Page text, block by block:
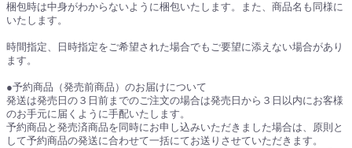
梱包時は中身がわからないように梱包いたします。また、商品名も同様に
いたします。
時間指定、日時指定をご希望された場合でもご要望に添えない場合があり
ます。
●予約商品（発売前商品）のお届けについて
発送は発売日の３日前までのご注文の場合は発売日から３日以内にお客様
のお手元に届くように手配いたします。
予約商品と発売済商品を同時にお申し込みいただきました場合は、原則と
して予約商品の発送に合わせて一括にてお送りさせていただきます。